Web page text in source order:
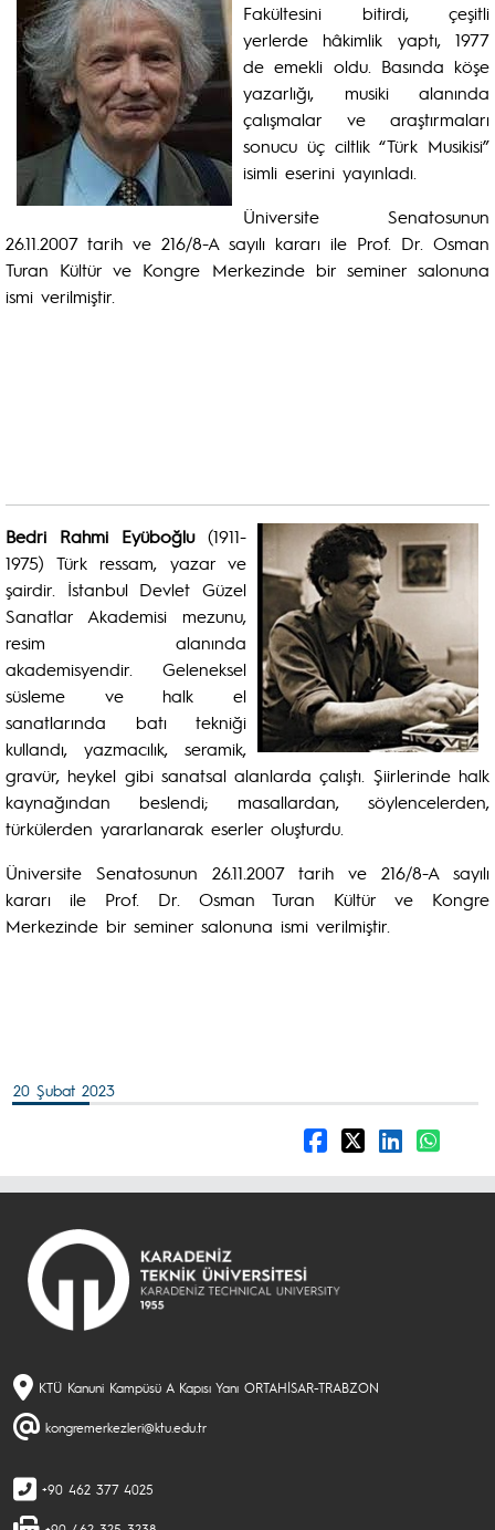
Fakültesini bitirdi, çeşitli
yerlerde hâkimlik yaptı, 1977
de emekli oldu. Basında köşe
yazarlığı, musiki alanında
çalışmalar ve araştırmaları
sonucu üç ciltlik “Türk Musikisi”
isimli eserini yayınladı.
Üniversite Senatosunun
26.11.2007 tarih ve 216/8-A sayılı kararı ile Prof. Dr. Osman
Turan Kültür ve Kongre Merkezinde bir seminer salonuna
ismi verilmiştir.
Bedri Rahmi Eyüboğlu(1911-
1975) Türk ressam, yazar ve
şairdir. İstanbul Devlet Güzel
Sanatlar Akademisi mezunu,
resim alanında
akademisyendir. Geleneksel
süsleme ve halk el
sanatlarında batı tekniği
kullandı, yazmacılık, seramik,
gravür, heykel gibi sanatsal alanlarda çalıştı. Şiirlerinde halk
kaynağından beslendi; masallardan, söylencelerden,
türkülerden yararlanarak eserler oluşturdu.
Üniversite Senatosunun 26.11.2007 tarih ve 216/8-A sayılı
kararı ile Prof. Dr. Osman Turan Kültür ve Kongre
Merkezinde bir seminer salonuna ismi verilmiştir.
20 Şubat 2023
KTÜ Kanuni Kampüsü A Kapısı Yanı ORTAHİSAR-TRABZON
kongremerkezleri@ktu.edu.tr
+90 462 377 4025